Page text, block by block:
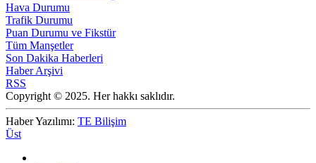
Hava Durumu
Trafik Durumu
Puan Durumu ve Fikstür
Tüm Manşetler
Son Dakika Haberleri
Haber Arşivi
RSS
Copyright © 2025. Her hakkı saklıdır.
Haber Yazılımı: TE Bilişim
Üst